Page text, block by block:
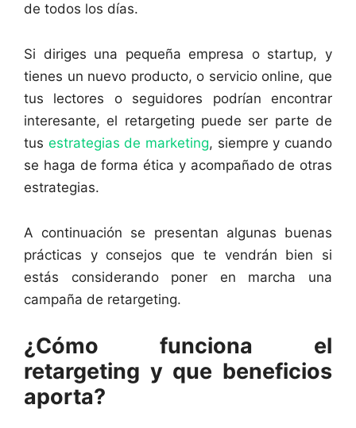
de todos los días.
Si diriges una pequeña empresa o startup, y
tienes un nuevo producto, o servicio online, que
tus lectores o seguidores podrían encontrar
interesante, el retargeting puede ser parte de
tus estrategias de marketing, siempre y cuando
se haga de forma ética y acompañado de otras
estrategias.
A continuación se presentan algunas buenas
prácticas y consejos que te vendrán bien si
estás considerando poner en marcha una
campaña de retargeting.
¿Cómo funciona el
retargeting y que beneficios
aporta?